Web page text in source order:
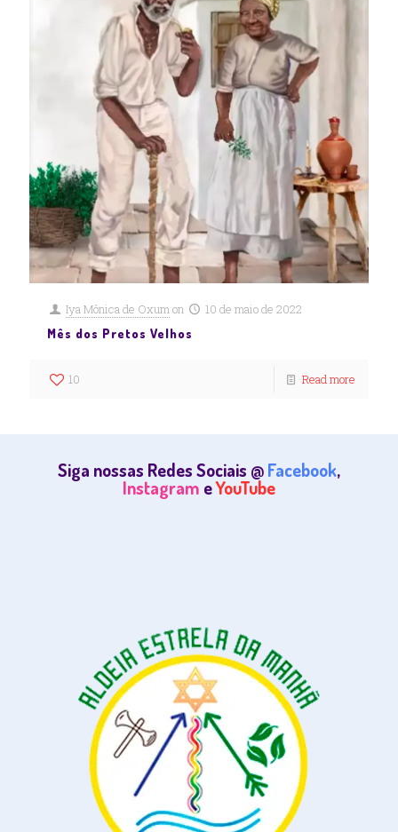
Iya Mônica de Oxumon 10 de maio de 2022
Mês dos Pretos Velhos
10 Read more
Siga nossas Redes Sociais @Facebook,
Instagram eYouTube